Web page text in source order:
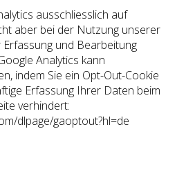
ausschliesslich auf
aber bei der Nutzung unserer
und Bearbeitung
Analytics kann
indem Sie ein Opt-Out-Cookie
Erfassung Ihrer Daten beim
verhindert:
dlpage/gaoptout?hl=de